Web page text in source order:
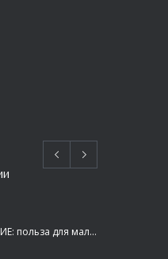
ГРУДНОЕ ВСКАРМЛИВАНИЕ: польза для малыша и мамы